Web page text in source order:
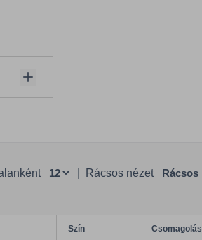
Rácsos nézet
Szín Csomagolás